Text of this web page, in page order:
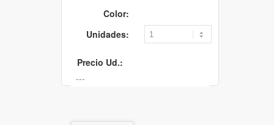
Color:
Unidades:
Precio Ud.: